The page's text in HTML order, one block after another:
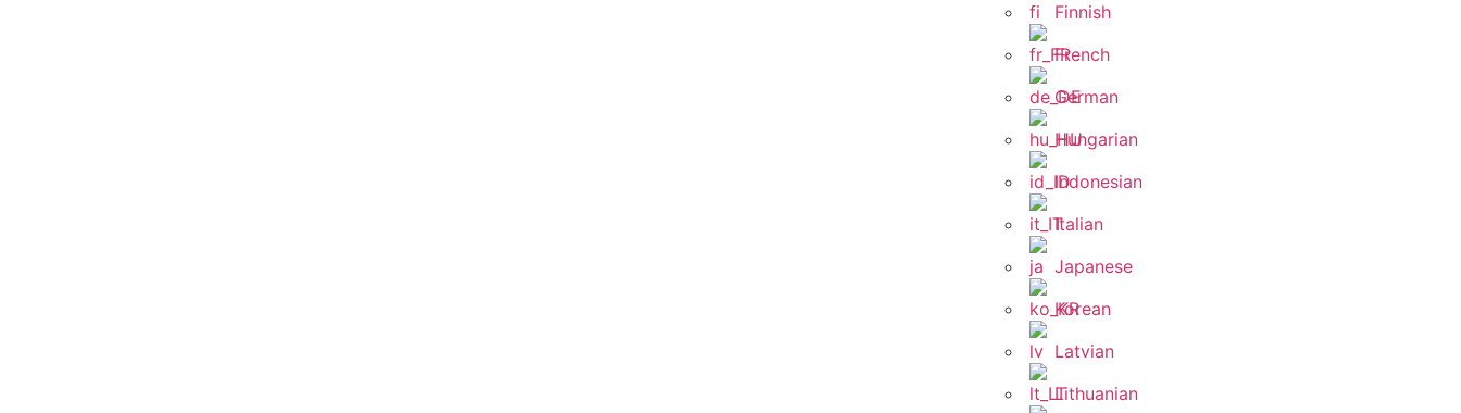
Finnish
French
German
Hungarian
Indonesian
Italian
Japanese
Korean
Latvian
Lithuanian